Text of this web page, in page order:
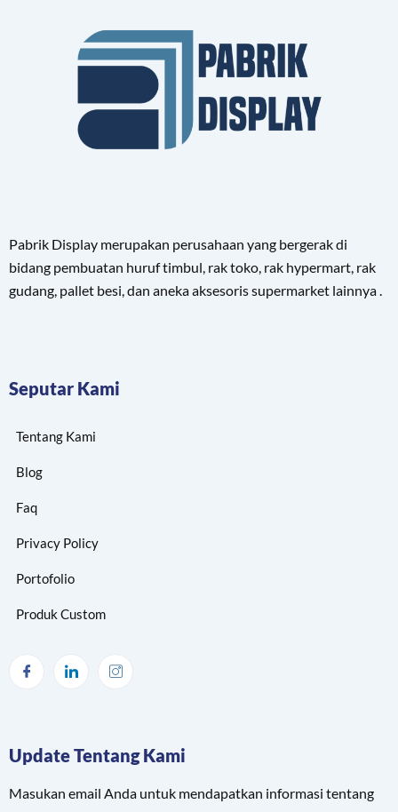
Pabrik Display merupakan perusahaan yang bergerak di
bidang pembuatan huruf timbul, rak toko, rak hypermart, rak
gudang, pallet besi, dan aneka aksesoris supermarket lainnya .
Seputar Kami
Tentang Kami
Blog
Faq
Privacy Policy
Portofolio
Produk Custom
Update Tentang Kami
Masukan email Anda untuk mendapatkan informasi tentang